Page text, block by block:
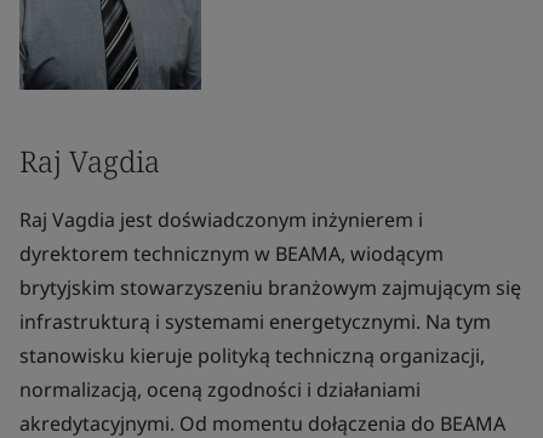
Raj Vagdia
Raj Vagdia jest doświadczonym inżynierem i
dyrektorem technicznym w BEAMA, wiodącym
brytyjskim stowarzyszeniu branżowym zajmującym się
infrastrukturą i systemami energetycznymi. Na tym
stanowisku kieruje polityką techniczną organizacji,
normalizacją, oceną zgodności i działaniami
akredytacyjnymi. Od momentu dołączenia do BEAMA